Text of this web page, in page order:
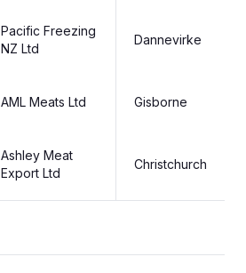
Pacific Freezing
NZ Ltd
Dannevirke
AML Meats Ltd Gisborne
Ashley Meat
Export Ltd
Christchurch